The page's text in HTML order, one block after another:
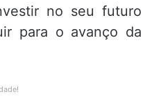
no seu futuro
para o avanço da